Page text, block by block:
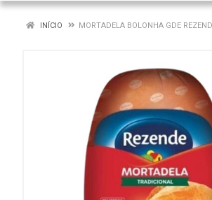
INÍCIO MORTADELA BOLONHA GDE